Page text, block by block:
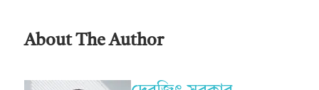
About The Author